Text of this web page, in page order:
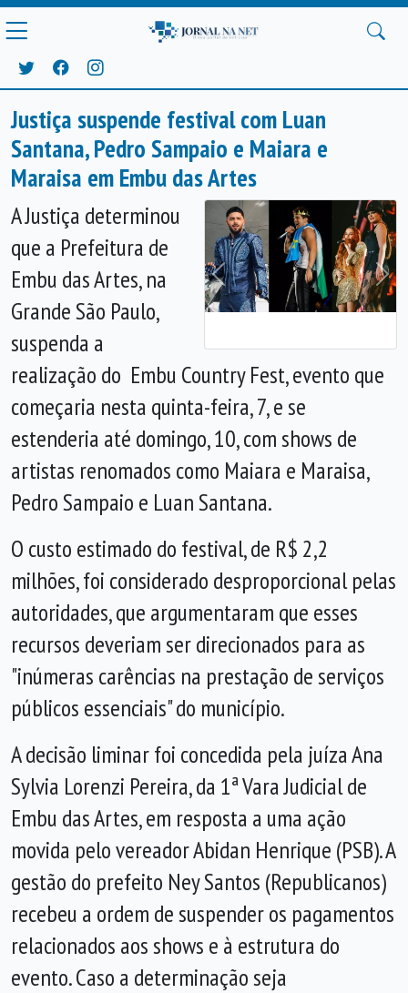
Justiça suspende festival com Luan
Santana, Pedro Sampaio e Maiara e
Maraisa em Embu das Artes
Anterior
A Justiça determinou
que a Prefeitura de
Embu das Artes, na
Grande São Paulo,
suspenda a
realização do Embu Country Fest, evento que
começaria nesta quinta-feira, 7, e se
estenderia até domingo, 10, com shows de
artistas renomados como Maiara e Maraisa,
Pedro Sampaio e Luan Santana.
O custo estimado do festival, de R$ 2,2
milhões, foi considerado desproporcional pelas
autoridades, que argumentaram que esses
recursos deveriam ser direcionados para as
"inúmeras carências na prestação de serviços
públicos essenciais" do município.
A decisão liminar foi concedida pela juíza Ana
Sylvia Lorenzi Pereira, da 1ª Vara Judicial de
Embu das Artes, em resposta a uma ação
movida pelo vereador Abidan Henrique (PSB). A
gestão do prefeito Ney Santos (Republicanos)
recebeu a ordem de suspender os pagamentos
relacionados aos shows e à estrutura do
evento. Caso a determinação seja